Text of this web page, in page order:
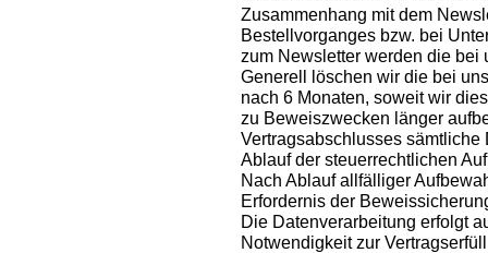
Zusammenhang mit dem
Bestellvorganges bzw. bei
zum Newsletter werden die bei
Generell löschen wir die bei
nach 6 Monaten, soweit wir
zu Beweiszwecken länger
Vertragsabschlusses
Ablauf der steuerrechtlichen
Nach Ablauf allfälliger
Erfordernis der
Die Datenverarbeitung erfolgt
Notwendigkeit zur